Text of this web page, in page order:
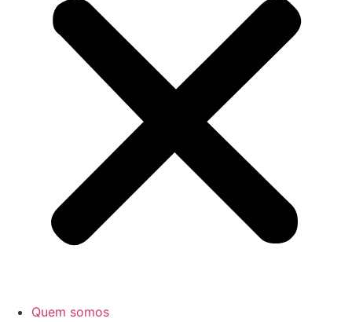
Quem somos